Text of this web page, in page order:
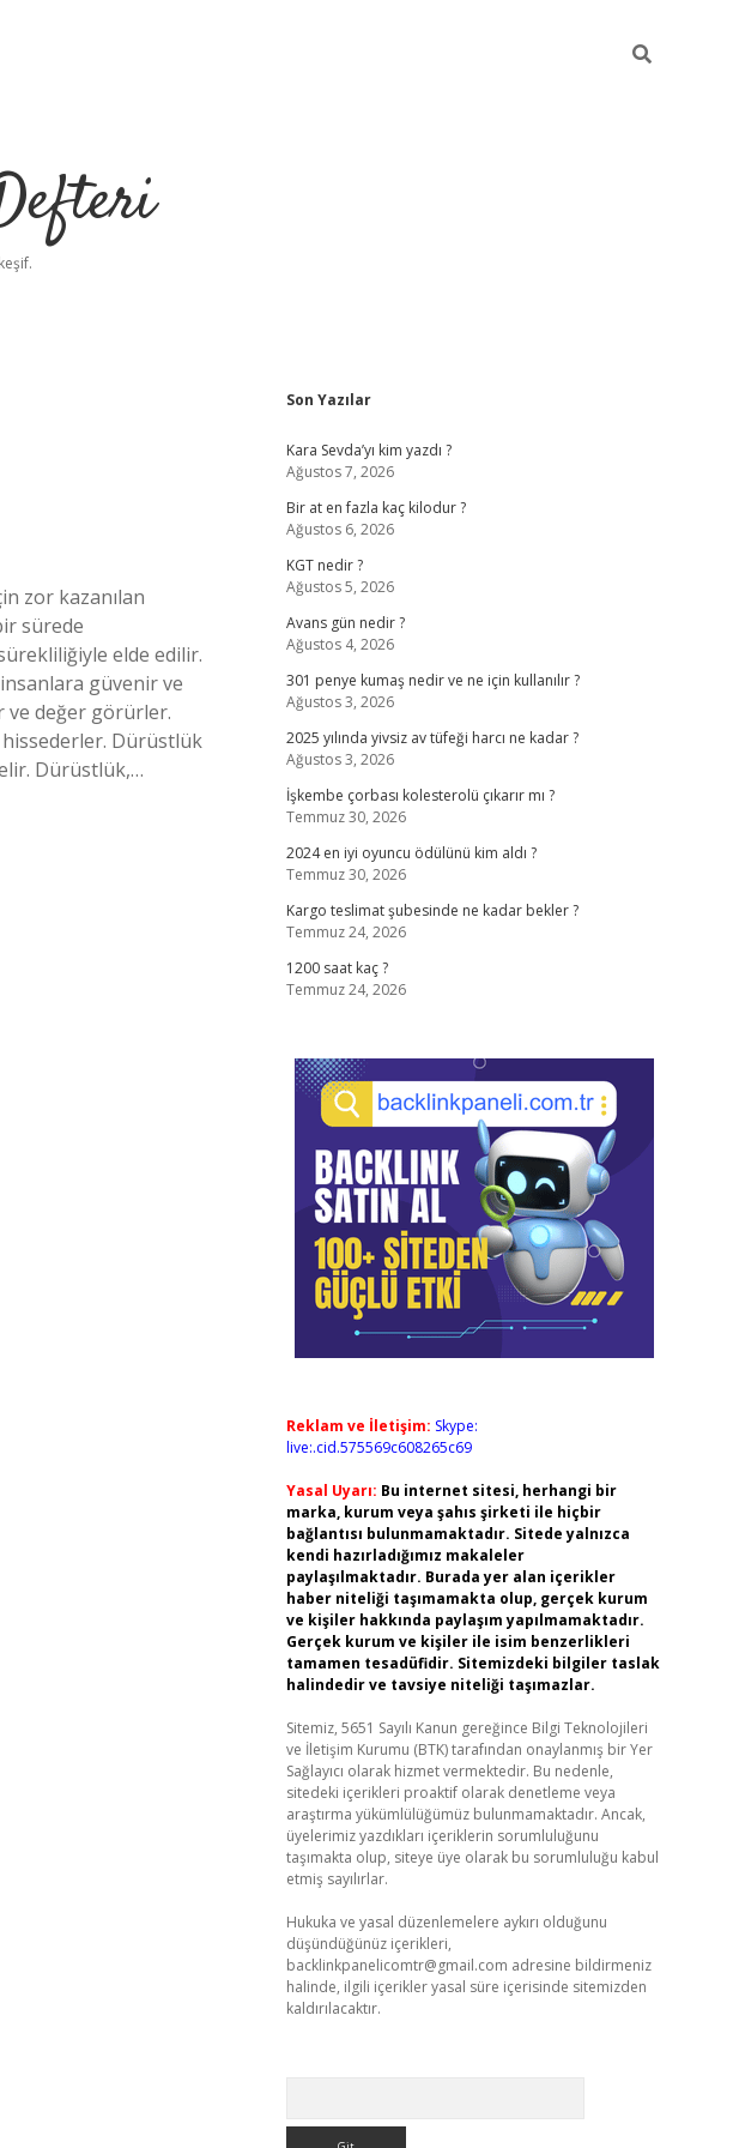
zor kazanılan
sürede
elde edilir.
güvenir ve
ve değer görürler.
Dürüstlük
Dürüstlük,…
Sidebar
Son Yazılar
Kara Sevda’yı kim yazdı ?
Ağustos 7, 2026
Bir at en fazla kaç kilodur ?
Ağustos 6, 2026
KGT nedir ?
Ağustos 5, 2026
Avans gün nedir ?
Ağustos 4, 2026
301 penye kumaş nedir ve ne için kullanılır ?
Ağustos 3, 2026
2025 yılında yivsiz av tüfeği harcı ne kadar ?
Ağustos 3, 2026
İşkembe çorbası kolesterolü çıkarır mı ?
Temmuz 30, 2026
2024 en iyi oyuncu ödülünü kim aldı ?
Temmuz 30, 2026
Kargo teslimat şubesinde ne kadar bekler ?
Temmuz 24, 2026
1200 saat kaç ?
Temmuz 24, 2026
Reklam ve İletişim: Skype:
live:.cid.575569c608265c69
Yasal Uyarı: Bu internet sitesi, herhangi bir
marka, kurum veya şahıs şirketi ile hiçbir
bağlantısı bulunmamaktadır. Sitede yalnızca
kendi hazırladığımız makaleler
paylaşılmaktadır. Burada yer alan içerikler
haber niteliği taşımamakta olup, gerçek kurum
ve kişiler hakkında paylaşım yapılmamaktadır.
Gerçek kurum ve kişiler ile isim benzerlikleri
tamamen tesadüfidir. Sitemizdeki bilgiler taslak
halindedir ve tavsiye niteliği taşımazlar.
Sitemiz, 5651 Sayılı Kanun gereğince Bilgi Teknolojileri
ve İletişim Kurumu (BTK) tarafından onaylanmış bir Yer
Sağlayıcı olarak hizmet vermektedir. Bu nedenle,
sitedeki içerikleri proaktif olarak denetleme veya
araştırma yükümlülüğümüz bulunmamaktadır. Ancak,
üyelerimiz yazdıkları içeriklerin sorumluluğunu
taşımakta olup, siteye üye olarak bu sorumluluğu kabul
etmiş sayılırlar.
Hukuka ve yasal düzenlemelere aykırı olduğunu
düşündüğünüz içerikleri,
backlinkpanelicomtr@gmail.com adresine bildirmeniz
halinde, ilgili içerikler yasal süre içerisinde sitemizden
kaldırılacaktır.